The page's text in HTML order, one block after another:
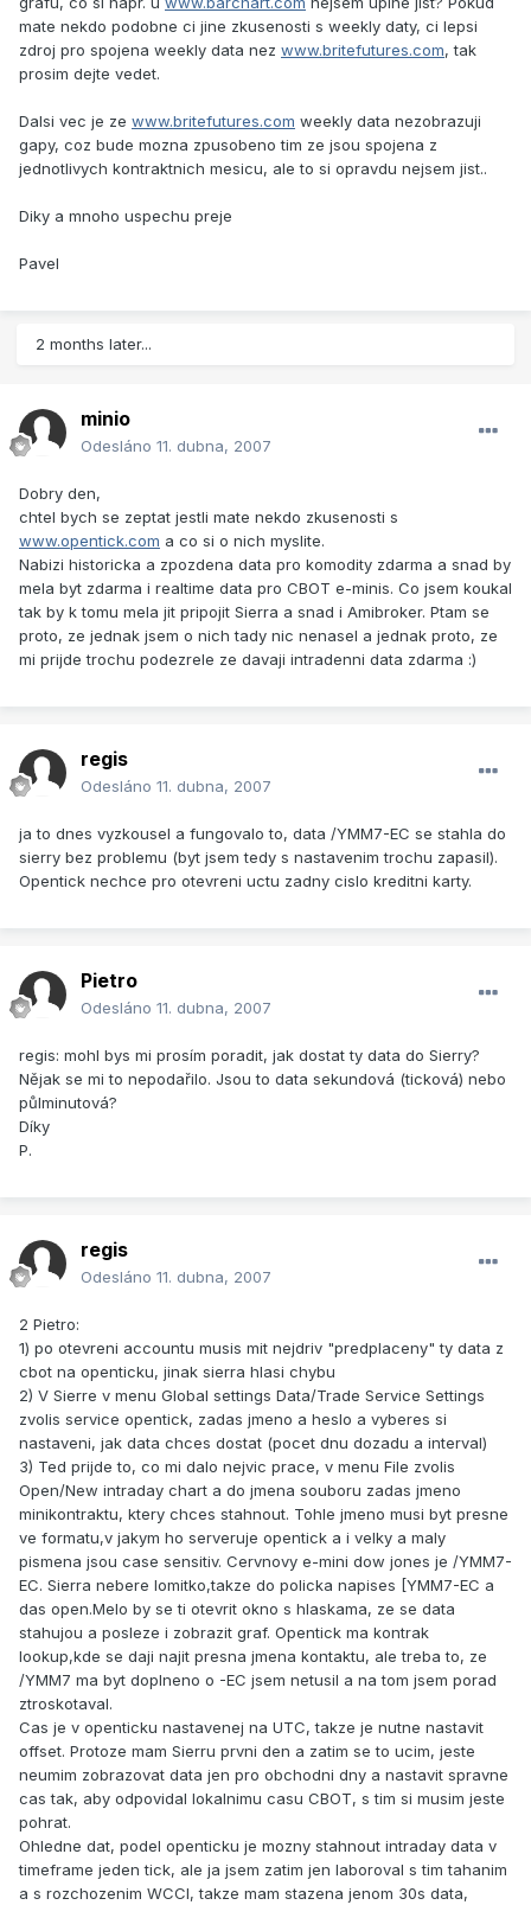
mate nekdo podobne ci jine zkusenosti s weekly daty, ci lepsi
zdroj pro spojena weekly data nez www.britefutures.com, tak
prosim dejte vedet.
Dalsi vec je ze www.britefutures.com weekly data nezobrazuji
gapy, coz bude mozna zpusobeno tim ze jsou spojena z
jednotlivych kontraktnich mesicu, ale to si opravdu nejsem jist..
Diky a mnoho uspechu preje
Pavel
2 months later...
minio
Odesláno 11. dubna, 2007
Dobry den,
chtel bych se zeptat jestli mate nekdo zkusenosti s
www.opentick.com a co si o nich myslite.
Nabizi historicka a zpozdena data pro komodity zdarma a snad by
mela byt zdarma i realtime data pro CBOT e-minis. Co jsem koukal
tak by k tomu mela jit pripojit Sierra a snad i Amibroker. Ptam se
proto, ze jednak jsem o nich tady nic nenasel a jednak proto, ze
mi prijde trochu podezrele ze davaji intradenni data zdarma :)
regis
Odesláno 11. dubna, 2007
ja to dnes vyzkousel a fungovalo to, data /YMM7-EC se stahla do
sierry bez problemu (byt jsem tedy s nastavenim trochu zapasil).
Opentick nechce pro otevreni uctu zadny cislo kreditni karty.
Pietro
Odesláno 11. dubna, 2007
regis: mohl bys mi prosím poradit, jak dostat ty data do Sierry?
Nějak se mi to nepodařilo. Jsou to data sekundová (ticková) nebo
půlminutová?
Díky
P.
regis
Odesláno 11. dubna, 2007
2 Pietro:
1) po otevreni accountu musis mit nejdriv "predplaceny" ty data z
cbot na openticku, jinak sierra hlasi chybu
2) V Sierre v menu Global settings Data/Trade Service Settings
zvolis service opentick, zadas jmeno a heslo a vyberes si
nastaveni, jak data chces dostat (pocet dnu dozadu a interval)
3) Ted prijde to, co mi dalo nejvic prace, v menu File zvolis
Open/New intraday chart a do jmena souboru zadas jmeno
minikontraktu, ktery chces stahnout. Tohle jmeno musi byt presne
ve formatu,v jakym ho serveruje opentick a i velky a maly
pismena jsou case sensitiv. Cervnovy e-mini dow jones je /YMM7-
EC. Sierra nebere lomitko,takze do policka napises [YMM7-EC a
das open.Melo by se ti otevrit okno s hlaskama, ze se data
stahujou a posleze i zobrazit graf. Opentick ma kontrak
lookup,kde se daji najit presna jmena kontaktu, ale treba to, ze
/YMM7 ma byt doplneno o -EC jsem netusil a na tom jsem porad
ztroskotaval.
Cas je v openticku nastavenej na UTC, takze je nutne nastavit
offset. Protoze mam Sierru prvni den a zatim se to ucim, jeste
neumim zobrazovat data jen pro obchodni dny a nastavit spravne
cas tak, aby odpovidal lokalnimu casu CBOT, s tim si musim jeste
pohrat.
Ohledne dat, podel openticku je mozny stahnout intraday data v
timeframe jeden tick, ale ja jsem zatim jen laboroval s tim tahanim
a s rozchozenim WCCI, takze mam stazena jenom 30s data,